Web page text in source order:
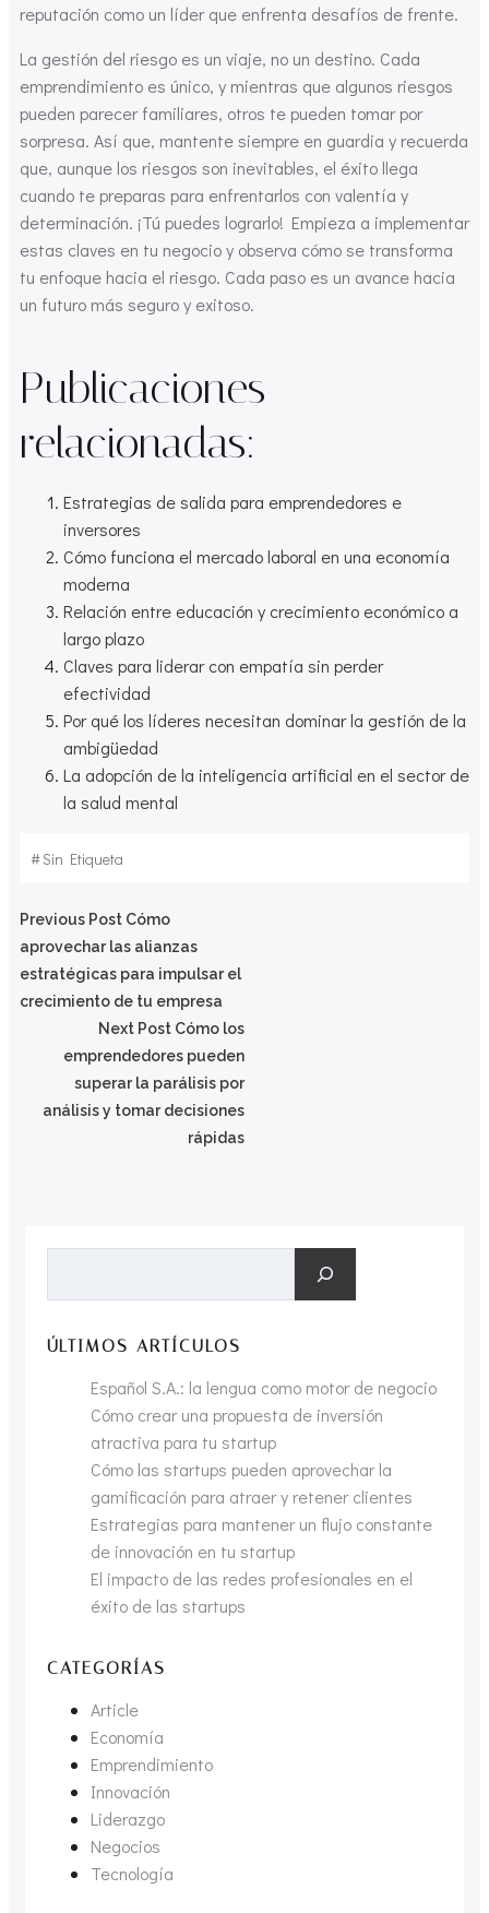
reputación como un líder que enfrenta desafíos de frente.
La gestión del riesgo es un viaje, no un destino. Cada
emprendimiento es único, y mientras que algunos riesgos
pueden parecer familiares, otros te pueden tomar por
sorpresa. Así que, mantente siempre en guardia y recuerda
que, aunque los riesgos son inevitables, el éxito llega
cuando te preparas para enfrentarlos con valentía y
determinación. ¡Tú puedes lograrlo! Empieza a implementar
estas claves en tu negocio y observa cómo se transforma
tu enfoque hacia el riesgo. Cada paso es un avance hacia
un futuro más seguro y exitoso.
Publicaciones
relacionadas:
Estrategias de salida para emprendedores e
inversores
Cómo funciona el mercado laboral en una economía
moderna
Relación entre educación y crecimiento económico a
largo plazo
Claves para liderar con empatía sin perder
efectividad
Por qué los líderes necesitan dominar la gestión de la
ambigüedad
La adopción de la inteligencia artificial en el sector de
la salud mental
#Sin Etiqueta
Navegación
por
las
entradas
Previous Post Cómo
aprovechar las alianzas
estratégicas para impulsar el
crecimiento de tu empresa
Navegación
por
Next Post Cómo los
emprendedores pueden
superar la parálisis por
análisis y tomar decisiones
rápidas
ÚLTIMOS ARTÍCULOS
Español S.A.: la lengua como motor de negocio
Cómo crear una propuesta de inversión
atractiva para tu startup
Cómo las startups pueden aprovechar la
gamificación para atraer y retener clientes
Estrategias para mantener un flujo constante
de innovación en tu startup
El impacto de las redes profesionales en el
éxito de las startups
CATEGORÍAS
Article
Economía
Emprendimiento
Innovación
Liderazgo
Negocios
Tecnología